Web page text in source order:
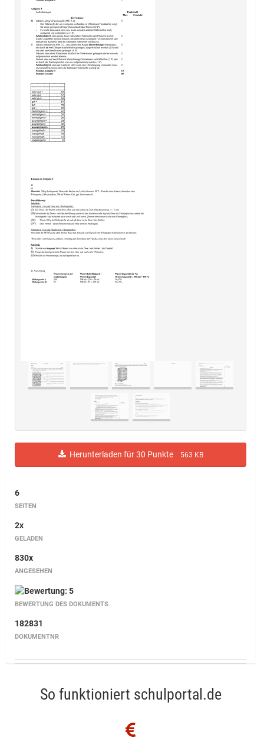
Herunterladen für 30 Punkte 563 KB
6
SEITEN
2x
GELADEN
830x
ANGESEHEN
BEWERTUNG DES DOKUMENTS
182831
DOKUMENTNR
So funktioniert schulportal.de